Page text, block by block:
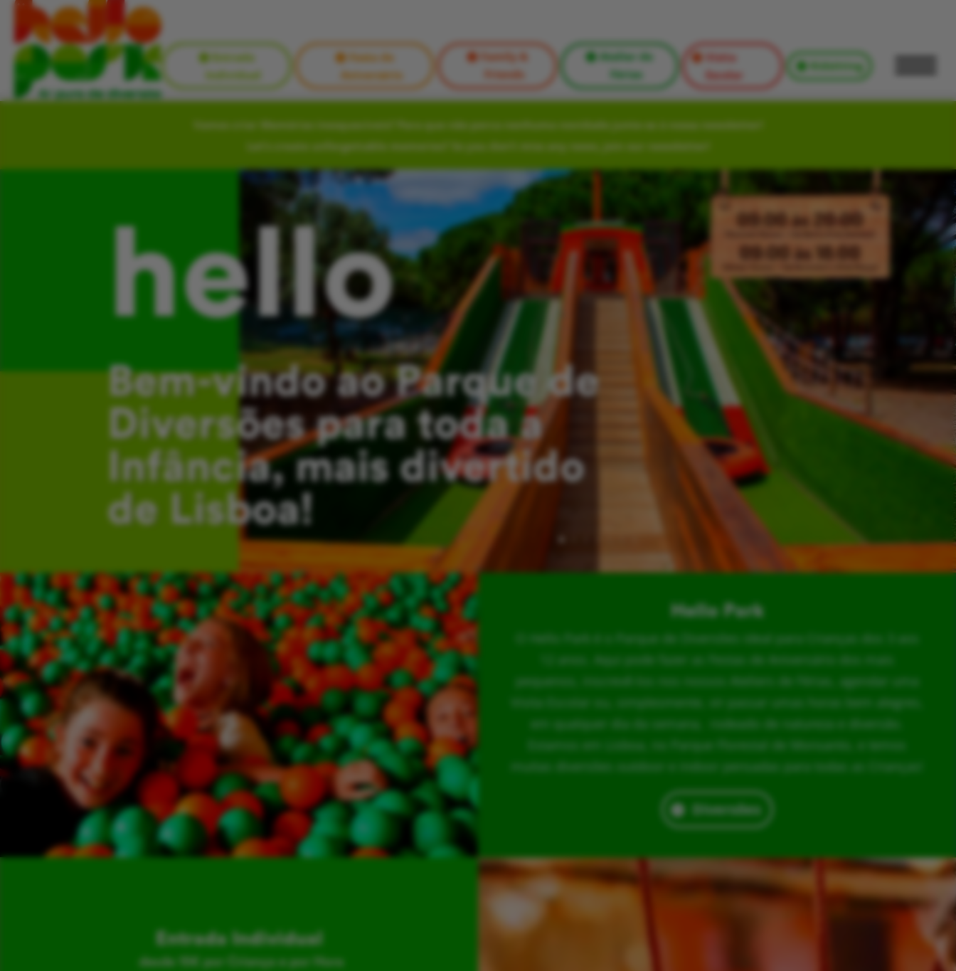
Entrada
Individual
Festa de
Aniversário
Family &
Friends
Atelier de
Férias
Visita
Escolar
Kidsitting
Vamos criar Memórias inesquecíveis? Para que não perca nenhuma novidade junte-se à nossa newsletter!
Let’s create unforgettable memories? So you don’t miss any news, join our newsletter!
hello
Bem-vindo ao Parque de
Diversões para toda a
Infância, mais divertido
de Lisboa!
Hello Park
O Hello Park é o Parque de Diversões ideal para Crianças dos 3 aos
12 anos. Aqui pode fazer as Festas de Aniversário dos mais
pequenos, inscrevê-los nos nossos Ateliers de Férias, agendar uma
Visita Escolar ou, simplesmente, vir passar umas horas bem alegres,
em qualquer dia da semana, rodeado de natureza e diversão.
Estamos em Lisboa, no Parque Florestal de Monsanto, e temos
muitas diversões outdoor e indoor pensadas para todas as Crianças!
Diversões
Entrada Individual
desde 15€ por Criança e por Hora